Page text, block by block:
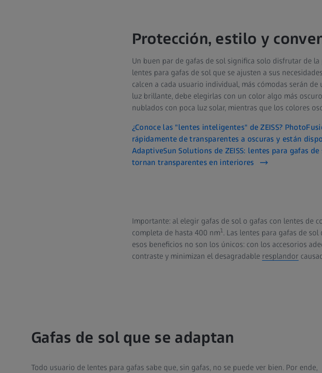
Protección, estilo y
Un buen par de gafas de sol significa solo disfrutar de
lentes para gafas de sol que se ajusten a sus
calcen a cada usuario individual, más cómodas serán
luz brillante, debe elegirlas con un color algo más
nublados con poca luz solar, mientras que los colores
¿Conoce las "lentes inteligentes" de ZEISS?
rápidamente de transparentes a oscuras y están
AdaptiveSun Solutions de ZEISS: lentes para gafas
tornan transparentes en interiores
Importante: al elegir gafas de sol o gafas con lentes de
completa de hasta 400 nm1. Las lentes para gafas de sol
esos beneficios no son los únicos: con los accesorios
contraste y minimizan el desagradable resplandor
Gafas de sol que se adaptan
Todo usuario de lentes para gafas sabe que, sin gafas, no se puede ver bien. Por ende,